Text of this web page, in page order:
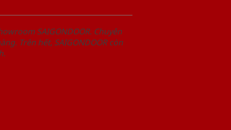
SAIGONDOOR. Chuyên
Trên hết, SAIGONDOOR còn